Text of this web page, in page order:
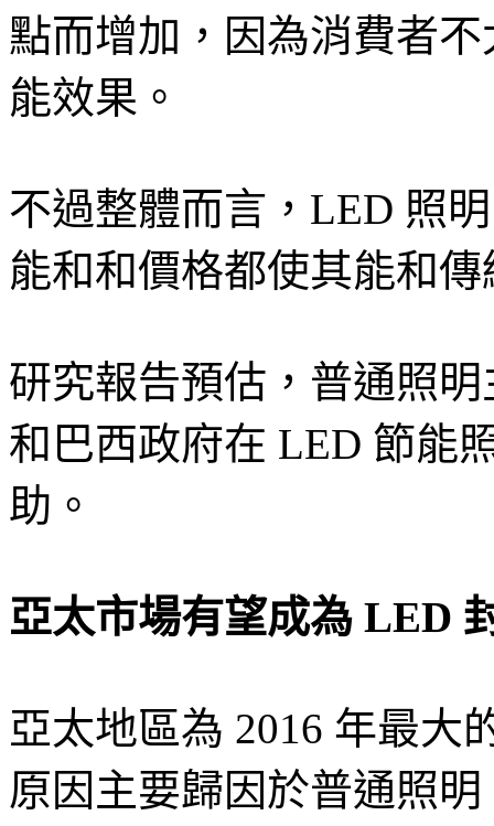
點而增加，因為消費者
能效果。
不過整體而言，LED 照
能和和價格都使其能和
研究報告預估，普通照
和巴西政府在 LED 節能
助。
亞太市場有望成為 LED
亞太地區為 2016 年最大
原因主要歸因於普通照